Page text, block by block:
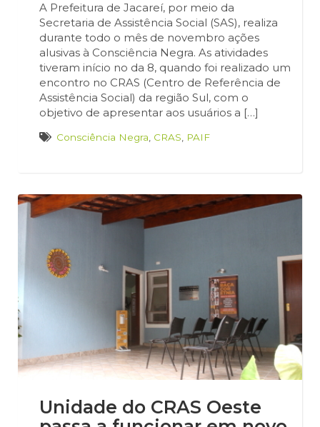
A Prefeitura de Jacareí, por meio da
Secretaria de Assistência Social (SAS), realiza
durante todo o mês de novembro ações
alusivas à Consciência Negra. As atividades
tiveram início no da 8, quando foi realizado um
encontro no CRAS (Centro de Referência de
Assistência Social) da região Sul, com o
objetivo de apresentar aos usuários a […]
Consciência Negra CRAS PAIF
Unidade do CRAS Oeste